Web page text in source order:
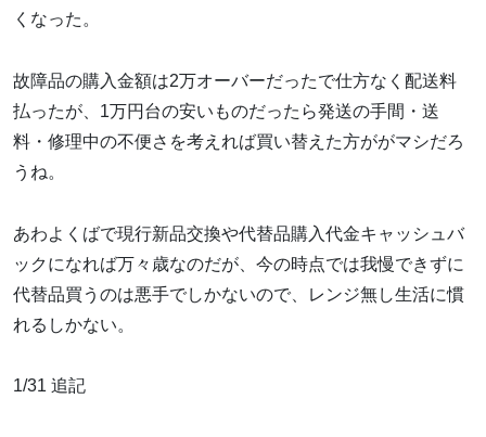
くなった。
故障品の購入金額は2万オーバーだったで仕方なく配送料
払ったが、1万円台の安いものだったら発送の手間・送
料・修理中の不便さを考えれば買い替えた方ががマシだろ
うね。
あわよくばで現行新品交換や代替品購入代金キャッシュバ
ックになれば万々歳なのだが、今の時点では我慢できずに
代替品買うのは悪手でしかないので、レンジ無し生活に慣
れるしかない。
1/31 追記